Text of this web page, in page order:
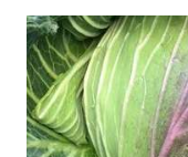
RÉSULTATS